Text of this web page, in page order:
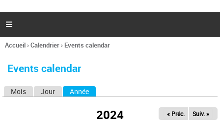
l
h
e

Vous
ici
Accueil›Calendrier› Events calendar
Events calendar
Mois Jour Année
2024 « Préc. Suiv. »